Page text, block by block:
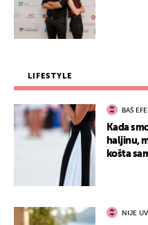
LIFESTYLE
BAŠ
Kada
haljinu,
košta
NIJE